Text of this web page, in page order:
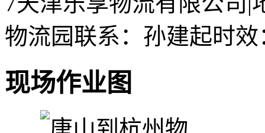
物流园联系：孙建起时
现场作业图